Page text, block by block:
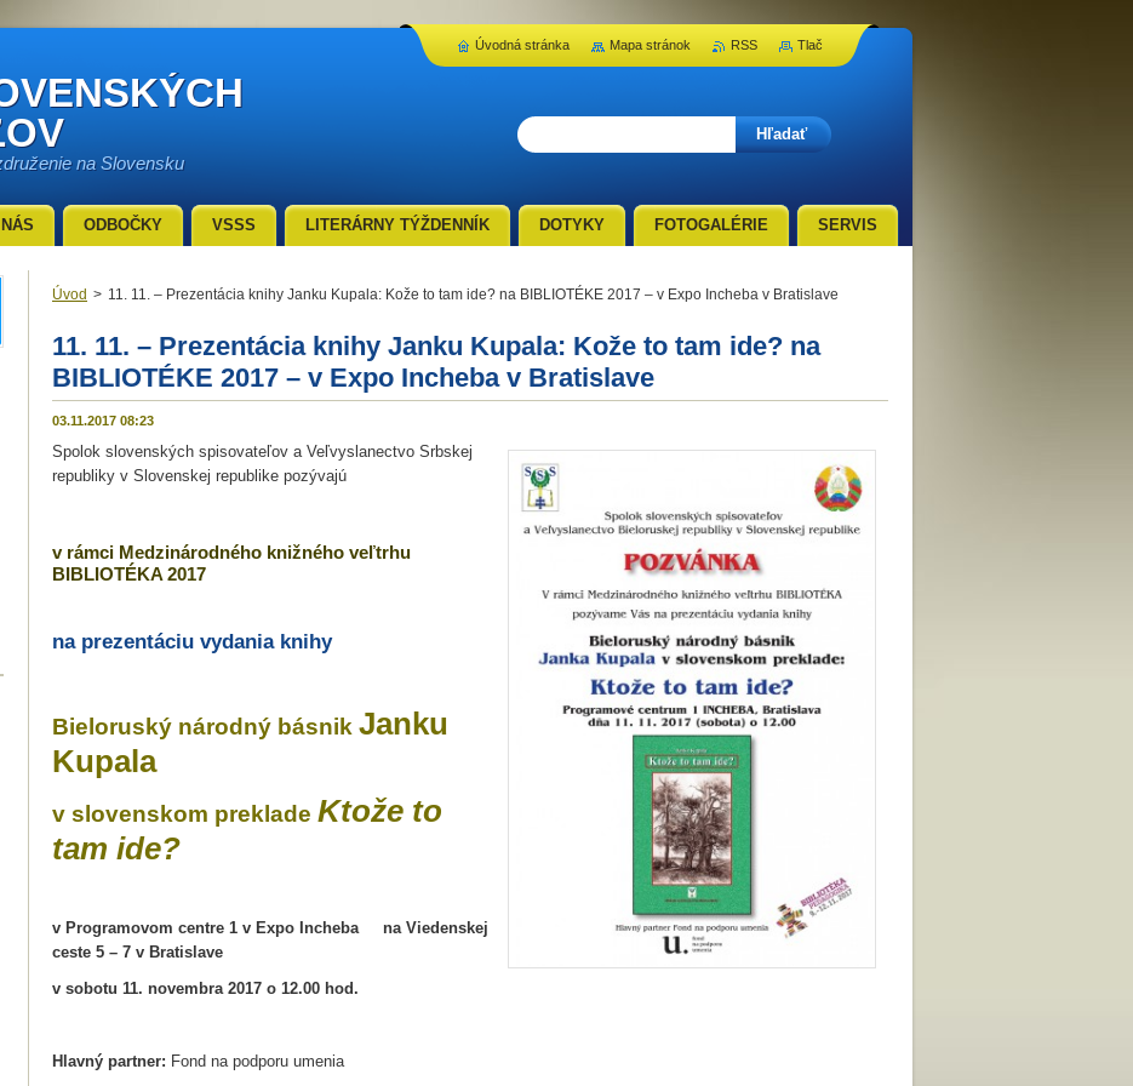
na Slovensku
Úvod > 11. 11. – Prezentácia knihy Janku Kupala: Kože to tam ide? na BIBLIOTÉKE 2017 – v Expo Incheba v Bratislave
11. 11. – Prezentácia knihy Janku Kupala: Kože to tam ide? na
BIBLIOTÉKE 2017 – v Expo Incheba v Bratislave
03.11.2017 08:23
Spolok slovenských spisovateľov a Veľvyslanectvo Srbskej
republiky v Slovenskej republike pozývajú
v rámci Medzinárodného knižného veľtrhu
BIBLIOTÉKA 2017
na prezentáciu vydania knihy
Bieloruský národný básnik Janku
Kupala
v slovenskom preklade Ktože to
tam ide?
v Programovom centre 1 v Expo Incheba na Viedenskej
ceste 5 – 7 v Bratislave
v sobotu 11. novembra 2017 o 12.00 hod.
Hlavný partner: Fond na podporu umenia
ODBOČKY VSSS LITERÁRNY TÝŽDENNÍK DOTYKY FOTOGALÉRIE SERVIS
Úvodná stránka Mapa stránok RSS Tlač